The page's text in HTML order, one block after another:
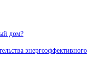
дом?
энергоэффективного